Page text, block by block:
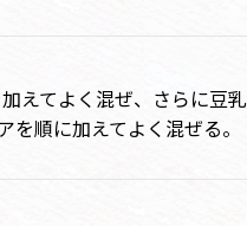
えてよく混ぜ、さらに豆
を順に加えてよく混ぜる。